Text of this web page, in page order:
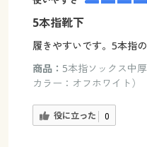
5本指靴下
履きやすいです。5本指
商品： 5本指ソックス中
カラー：オフホワイト）
役に立った 0